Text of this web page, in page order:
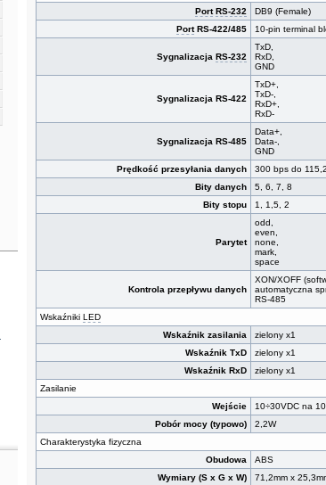
Port RS-232
DB9 (Female)
PortRS-422/485 10-pin terminal
Sygnalizacja RS-232
TxD,
RxD,
GND
Sygnalizacja RS-422
TxD+,
TxD-,
RxD+,
RxD-
Sygnalizacja RS-485
Data+,
Data-,
GND
Prędkość przesyłania danych
300 bps do
Bity danych
5, 6, 7, 8
Bity stopu
1, 1,5, 2
Parytet
odd,
even,
none,
mark,
space
Kontrola przepływu danych
XON/XOFF
automatyczna
RS-485
Wskaźniki LED
Wskaźnik zasilania
zielony x1
Wskaźnik TxD
zielony x1
Wskaźnik RxD
zielony x1
Zasilanie
Wejście
10÷30VDC na
Pobór mocy (typowo)
2,2W
Charakterystyka fizyczna
Obudowa
ABS
Wymiary (S x G x W)
71,2mm x